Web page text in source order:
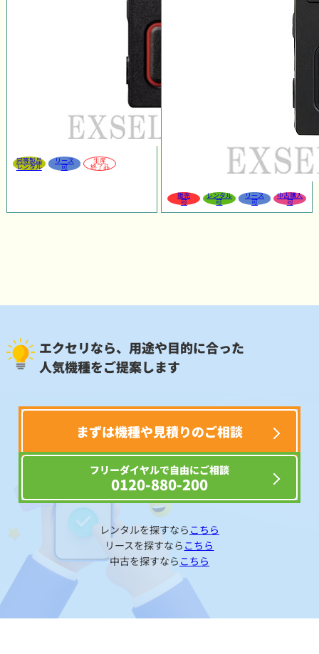
同等製品
レンタル
リース
可
生産
終了品
販売
可
レンタル
可
リース
可
中古購入
可
エクセリなら、用途や目的に合った
人気機種をご提案します
まずは機種や見積りのご相談
フリーダイヤルで自由にご相談
0120-880-200
レンタルを探すなら こちら
リースを探すなら こちら
中古を探すなら こちら